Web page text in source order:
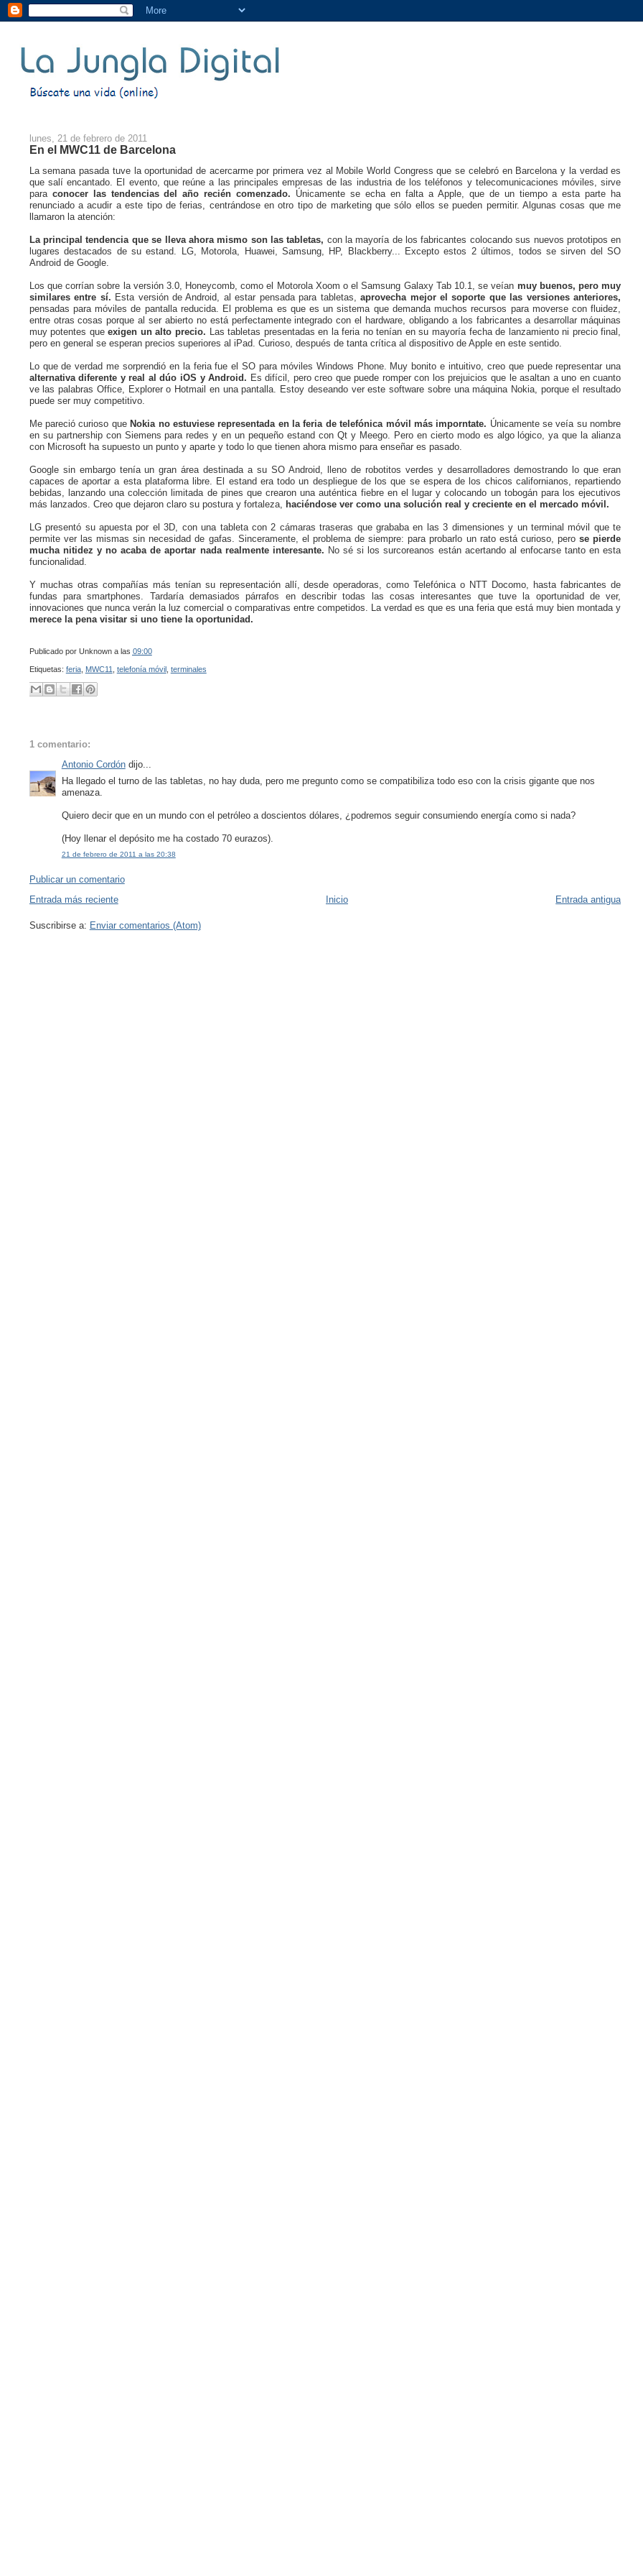
lunes, 21 de febrero de 2011
En el MWC11 de Barcelona
La semana pasada tuve la oportunidad de acercarme por primera vez al Mobile World Congress que se celebró en Barcelona y la verdad es
que salí encantado. El evento, que reúne a las principales empresas de las industria de los teléfonos y telecomunicaciones móviles, sirve
para conocer las tendencias del año recién comenzado. Únicamente se echa en falta a Apple, que de un tiempo a esta parte ha
renunciado a acudir a este tipo de ferias, centrándose en otro tipo de marketing que sólo ellos se pueden permitir. Algunas cosas que me
llamaron la atención:
La principal tendencia que se lleva ahora mismo son las tabletas, con la mayoría de los fabricantes colocando sus nuevos prototipos en
lugares destacados de su estand. LG, Motorola, Huawei, Samsung, HP, Blackberry... Excepto estos 2 últimos, todos se sirven del SO
Android de Google.
Los que corrían sobre la versión 3.0, Honeycomb, como el Motorola Xoom o el Samsung Galaxy Tab 10.1, se veían muy buenos, pero muy
similares entre sí. Esta versión de Android, al estar pensada para tabletas,aprovecha mejor el soporte que las versiones anteriores,
pensadas para móviles de pantalla reducida. El problema es que es un sistema que demanda muchos recursos para moverse con fluidez,
entre otras cosas porque al ser abierto no está perfectamente integrado con el hardware, obligando a los fabricantes a desarrollar máquinas
muy potentes queexigen un alto precio. Las tabletas presentadas en la feria no tenían en su mayoría fecha de lanzamiento ni precio final,
pero en general se esperan precios superiores al iPad. Curioso, después de tanta crítica al dispositivo de Apple en este sentido.
Lo que de verdad me sorprendió en la feria fue el SO para móviles Windows Phone. Muy bonito e intuitivo, creo que puede representar una
alternativa diferente y real al dúo iOS y Android. Es difícil, pero creo que puede romper con los prejuicios que le asaltan a uno en cuanto
ve las palabras Office, Explorer o Hotmail en una pantalla. Estoy deseando ver este software sobre una máquina Nokia, porque el resultado
puede ser muy competitivo.
Me pareció curioso queNokia no estuviese representada en la feria de telefónica móvil más imporntate. Únicamente se veía su nombre
en su partnership con Siemens para redes y en un pequeño estand con Qt y Meego. Pero en cierto modo es algo lógico, ya que la alianza
con Microsoft ha supuesto un punto y aparte y todo lo que tienen ahora mismo para enseñar es pasado.
Google sin embargo tenía un gran área destinada a su SO Android, lleno de robotitos verdes y desarrolladores demostrando lo que eran
capaces de aportar a esta plataforma libre. El estand era todo un despliegue de los que se espera de los chicos californianos, repartiendo
bebidas, lanzando una colección limitada de pines que crearon una auténtica fiebre en el lugar y colocando un tobogán para los ejecutivos
más lanzados. Creo que dejaron claro su postura y fortaleza, haciéndose ver como una solución real y creciente en el mercado móvil.
LG presentó su apuesta por el 3D, con una tableta con 2 cámaras traseras que grababa en las 3 dimensiones y un terminal móvil que te
permite ver las mismas sin necesidad de gafas. Sinceramente, el problema de siempre: para probarlo un rato está curioso, perose pierde
mucha nitidez y no acaba de aportar nada realmente interesante. No sé si los surcoreanos están acertando al enfocarse tanto en esta
funcionalidad.
Y muchas otras compañías más tenían su representación allí, desde operadoras, como Telefónica o NTT Docomo, hasta fabricantes de
fundas para smartphones. Tardaría demasiados párrafos en describir todas las cosas interesantes que tuve la oportunidad de ver,
innovaciones que nunca verán la luz comercial o comparativas entre competidos. La verdad es que es una feria que está muy bien montada y
merece la pena visitar si uno tiene la oportunidad.
Publicado por Unknown a las 09:00
Etiquetas: feria, MWC11 telefonía móvil, terminales
1 comentario:
Antonio Cordóndijo...
Ha llegado el turno de las tabletas, no hay duda, pero me pregunto como se compatibiliza todo eso con la crisis gigante que nos
amenaza.
Quiero decir que en un mundo con el petróleo a doscientos dólares, ¿podremos seguir consumiendo energía como si nada?
(Hoy llenar el depósito me ha costado 70 eurazos).
21 de febrero de 2011 a las 20:38
Publicar un comentario
Entrada más reciente
Entrada antigua
Inicio
Suscribirse a: Enviar comentarios (Atom)